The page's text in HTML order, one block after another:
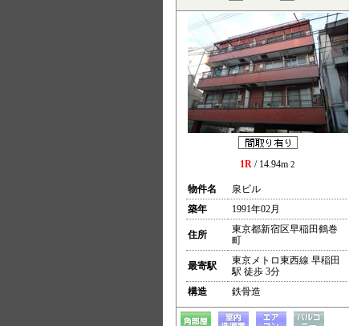
1R / 14.94m 2
物件名
泉ビル
築年
1991年02月
住所
東京都新宿区早稲田鶴巻
町
最寄駅
東京メトロ東西線 早稲田
駅 徒歩 3分
構造
鉄骨造